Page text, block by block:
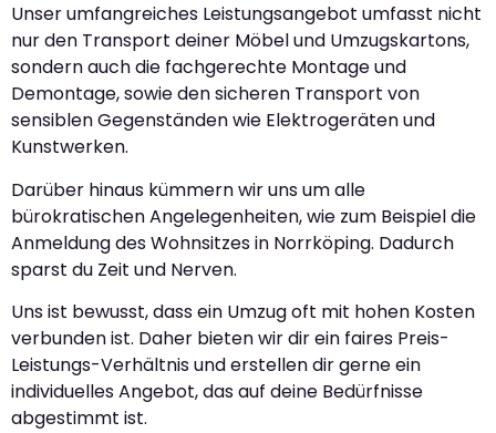
Unser umfangreiches Leistungsangebot umfasst nicht
nur den Transport deiner Möbel und Umzugskartons,
sondern auch die fachgerechte Montage und
Demontage, sowie den sicheren Transport von
sensiblen Gegenständen wie Elektrogeräten und
Kunstwerken.
Darüber hinaus kümmern wir uns um alle
bürokratischen Angelegenheiten, wie zum Beispiel die
Anmeldung des Wohnsitzes in Norrköping. Dadurch
sparst du Zeit und Nerven.
Uns ist bewusst, dass ein Umzug oft mit hohen Kosten
verbunden ist. Daher bieten wir dir ein faires Preis-
Leistungs-Verhältnis und erstellen dir gerne ein
individuelles Angebot, das auf deine Bedürfnisse
abgestimmt ist.